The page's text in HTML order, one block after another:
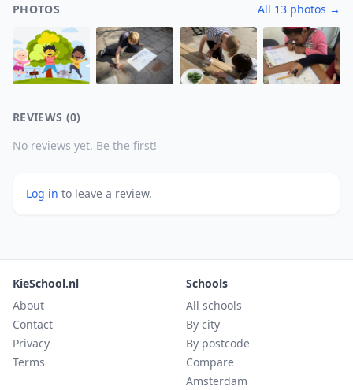
PHOTOS All 13 photos →
REVIEWS (0)
No reviews yet. Be the first!
Log in to leave a review.
KieSchool.nl
About
Contact
Privacy
Terms
Schools
All schools
By city
By postcode
Compare
Amsterdam